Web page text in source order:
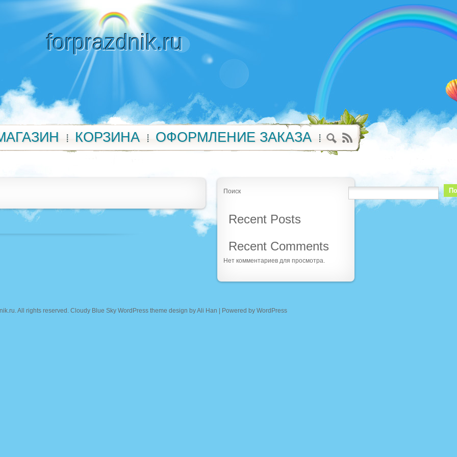
forprazdnik.ru
КОРЗИНА ОФОРМЛЕНИЕ ЗАКАЗА
Поиск
Recent Posts
Recent Comments
Нет комментариев для просмотра.
. All rights reserved. Cloudy Blue Sky WordPress theme design byAli Han | Powered by WordPress